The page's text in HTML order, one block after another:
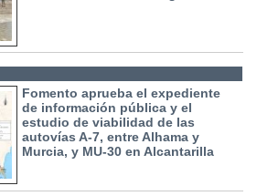
Fomento aprueba el expediente
de información pública y el
estudio de viabilidad de las
autovías A-7, entre Alhama y
Murcia, y MU-30 en Alcantarilla